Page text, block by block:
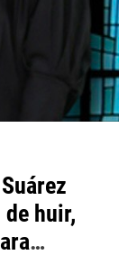
huir,